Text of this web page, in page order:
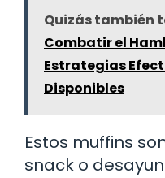
Quizás también
Combatir el
Estrategias
Disponibles
Estos muffins
snack o